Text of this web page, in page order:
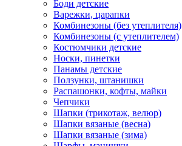
Боди детские
Варежки, царапки
Комбинезоны (без утеплителя)
Комбинезоны (с утеплителем)
Костюмчики детские
Носки, пинетки
Панамы детские
Ползунки, штанишки
Распашонки, кофты, майки
Чепчики
Шапки (трикотаж, велюр)
Шапки вязаные (весна)
Шапки вязаные (зима)